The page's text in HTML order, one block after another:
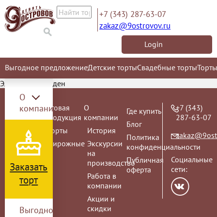
+7 (343) 287-63-07
zakaz@9ostrovov.ru
Login
Выгодное предложениеДетские тортыСвадебные торты
О
компании
Заказать
торт
Выгодное
Элемент не найден
Торт на
заказ
ВЫПУСКНОЙ
2026
Детские
торты
Детские
торты с
героями
-20%
Готовая
продукция
Торты
Пирожные
О
компании
История
Экскурсии
на
производство
Работа в
компании
Акции и
скидки
Где купить
Блог
Политика
конфиденциальности
Публичная
оферта
+7 (343)
287-63-07
Социальные
сети: